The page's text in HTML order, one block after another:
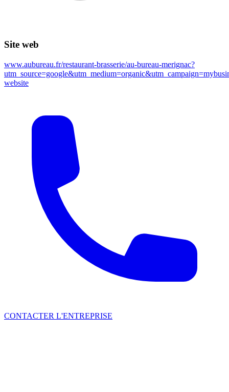
Site web
www.aubureau.fr/restaurant-brasserie/au-bureau-merignac?
website
CONTACTER L'ENTREPRISE